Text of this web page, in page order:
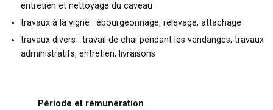
entretien et nettoyage du caveau
travaux à la vigne : ébourgeonnage, relevage, attachage
travaux divers : travail de chai pendant les vendanges, travaux
administratifs, entretien, livraisons
Période et rémunération